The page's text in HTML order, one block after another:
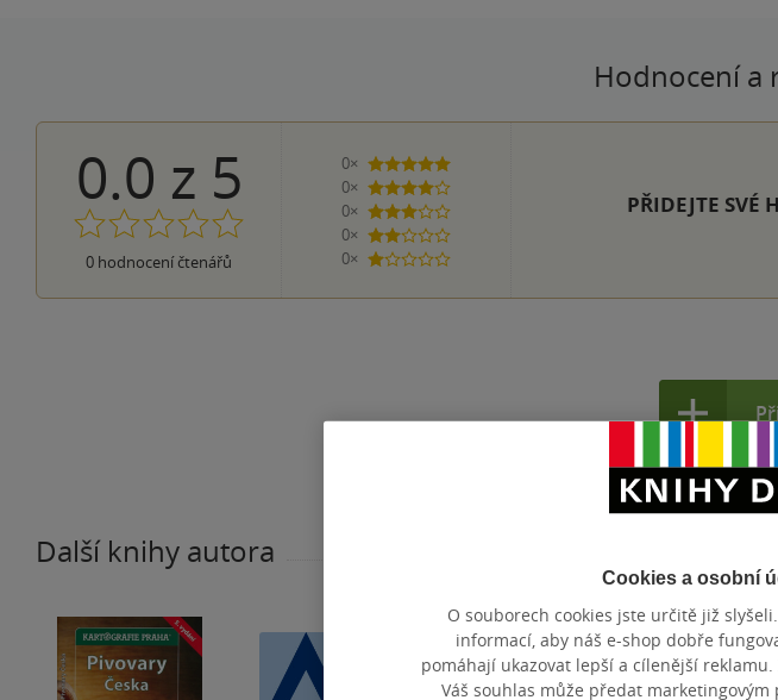
Hodnocení a
0.0 z 5
0 hodnocení čtenářů
0×
5 hvězdiček
0×
4 hvězdičky
0×
3 hvězdičky
0×
2 hvězdičky
0×
1 hvezdička
PŘIDEJTE SVÉ
Další knihy autora
Cookies a osobní
O souborech cookies jste určitě již
informací, aby náš e-shop dobře
pomáhají ukazovat lepší a cílenější
Váš souhlas může předat